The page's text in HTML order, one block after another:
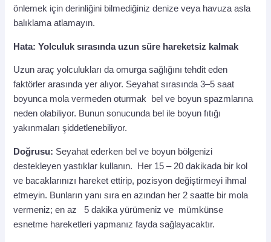
önlemek için derinliğini bilmediğiniz denize veya havuza asla
balıklama atlamayın.
Hata: Yolculuk sırasında uzun süre hareketsiz kalmak
Uzun araç yolculukları da omurga sağlığını tehdit eden
faktörler arasında yer alıyor. Seyahat sırasında 3–5 saat
boyunca mola vermeden oturmak bel ve boyun spazmlarına
neden olabiliyor. Bunun sonucunda bel ile boyun fıtığı
yakınmaları şiddetlenebiliyor.
Doğrusu: Seyahat ederken bel ve boyun bölgenizi
destekleyen yastıklar kullanın. Her 15 – 20 dakikada bir kol
ve bacaklarınızı hareket ettirip, pozisyon değiştirmeyi ihmal
etmeyin. Bunların yanı sıra en azından her 2 saatte bir mola
vermeniz; en az 5 dakika yürümeniz ve mümkünse
esnetme hareketleri yapmanız fayda sağlayacaktır.